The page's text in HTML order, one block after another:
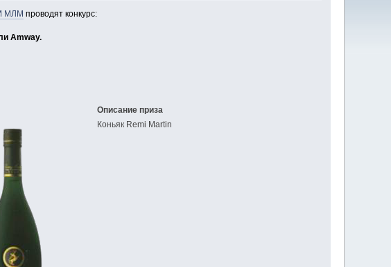
МЛМ проводят конкурс:
Amway.
Описание приза
Коньяк Remi Martin